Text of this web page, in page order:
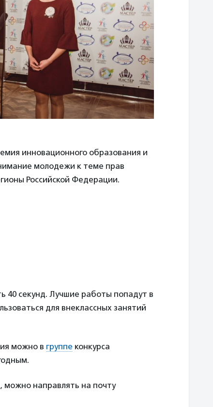
инновационного образования и
молодежи к теме прав
Российской Федерации.
секунд. Лучшие работы попадут в
для внеклассных занятий
можно в группе конкурса
можно направлять на почту